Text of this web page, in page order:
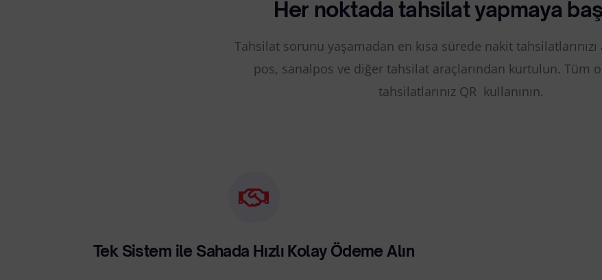
Her noktada tahsilat yapmaya
Tahsilat sorunu yaşamadan en kısa sürede nakit tahsilatlarınızı
pos, sanalpos ve diğer tahsilat araçlarından kurtulun. Tüm
tahsilatlarınız QR kullanının.
Tek Sistem ile Sahada Hızlı Kolay Ödeme Alın